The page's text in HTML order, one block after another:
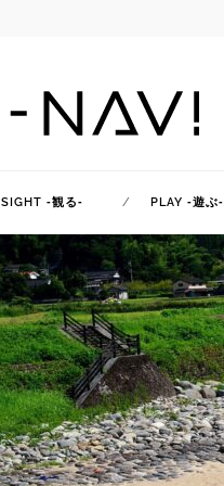
SIGHT ‐観る‐ PLAY ‐遊ぶ‐